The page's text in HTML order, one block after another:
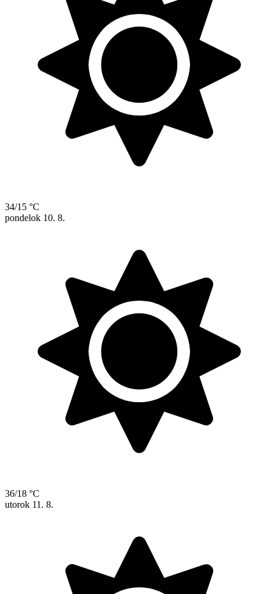
34/15 °C
pondelok 10. 8.
36/18 °C
utorok 11. 8.